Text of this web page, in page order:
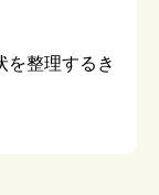
を整理するき